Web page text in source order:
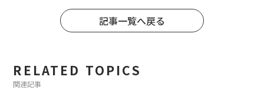
記事一覧へ戻る
RELATED TOPICS
関連記事